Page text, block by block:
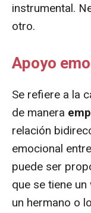
instrumental.
otro.
Apoyo
Se refiere a la
de manera
relación
emocional
puede ser
que se tiene
un hermano o